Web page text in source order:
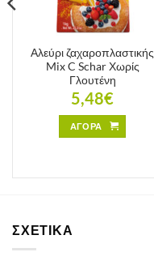
Αλεύρι ζαχαροπλαστικής
Mix C Schar Χωρίς
Γλουτένη
5,48€
ΑΓΟΡΑ
ΣΧΕΤΙΚΑ